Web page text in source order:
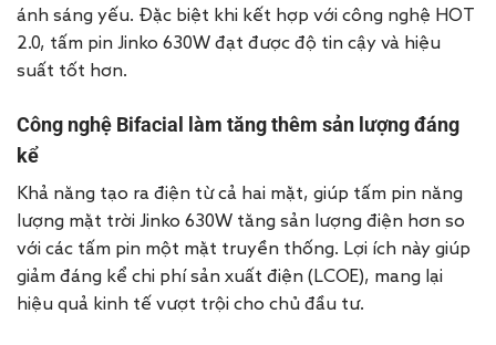
ánh sáng yếu. Đặc biệt khi kết hợp với công nghệ HOT
2.0, tấm pin Jinko 630W đạt được độ tin cậy và hiệu
suất tốt hơn.
Công nghệ Bifacial làm tăng thêm sản lượng đáng
kể
Khả năng tạo ra điện từ cả hai mặt, giúp tấm pin năng
lượng mặt trời Jinko 630W tăng sản lượng điện hơn so
với các tấm pin một mặt truyền thống. Lợi ích này giúp
giảm đáng kể chi phí sản xuất điện (LCOE), mang lại
hiệu quả kinh tế vượt trội cho chủ đầu tư.